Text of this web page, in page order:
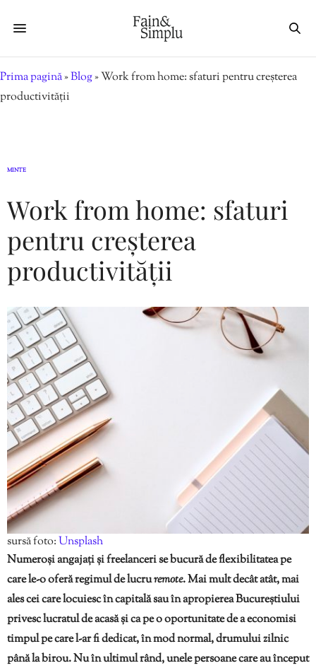
Prima pagină»Blog»Work from home: sfaturi pentru creșterea
productivității
MINTE
Work from home: sfaturi
pentru creșterea
productivității
sursă foto:Unsplash
Numeroși angajați și freelanceri se bucură de flexibilitatea pe
care le-o oferă regimul de lucruremote. Mai mult decât atât, mai
ales cei care locuiesc în capitală sau în apropierea Bucureștiului
privesc lucratul de acasă și ca pe o oportunitate de a economisi
timpul pe care l-ar fi dedicat, în mod normal, drumului zilnic
până la birou. Nu în ultimul rând, unele persoane care au început